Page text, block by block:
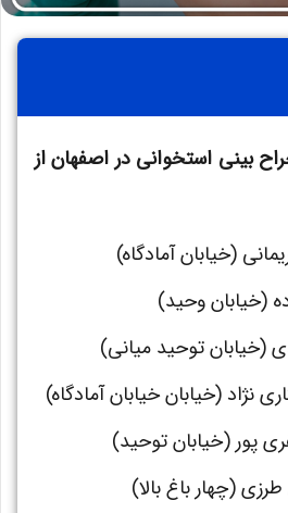
بینی استخوانی در اصفهان از
(خیابان آمادگاه)
(خیابان وحید)
(خیابان توحید میانی)
نژاد (خیابان خیابان آمادگاه)
پور (خیابان توحید)
طرزی (چهار باغ بالا)